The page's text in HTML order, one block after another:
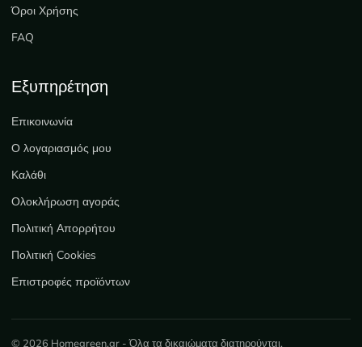
Όροι Χρήσης
FAQ
Εξυπηρέτηση
Επικοινωνία
Ο λογαριασμός μου
Καλάθι
Ολοκλήρωση αγοράς
Πολιτική Απορρήτου
Πολιτική Cookies
Επιστροφές προϊόντων
© 2026 Homegreen.gr - Όλα τα δικαιώματα διατηρούνται.